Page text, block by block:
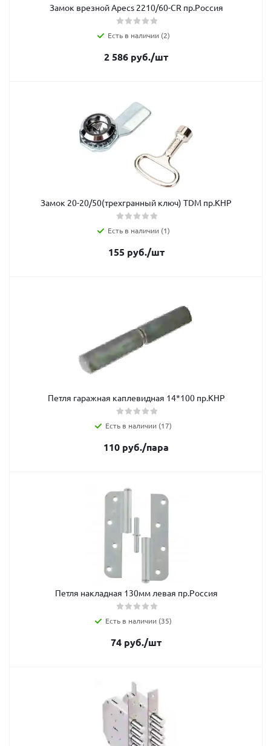
Замок врезной Apecs 2210/60-CR пр.Россия
Есть в наличии (2)
2 586 руб./шт
Замок 20-20/50(трехгранный ключ) TDM пр.КНР
Есть в наличии (1)
155руб./шт
Петля гаражная каплевидная 14*100 пр.КНР
Есть в наличии (17)
110 руб./пара
Петля накладная 130мм левая пр.Россия
Есть в наличии (35)
74 руб./шт